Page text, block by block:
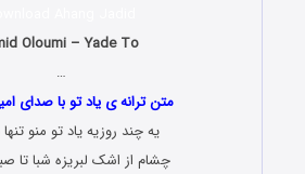
Oloumi – Yade To
…
متن ترانه ی یاد تو با صدای
یه چند روزیه یاد تو منو تنها
چشام از اشک لبریزه شبا تا